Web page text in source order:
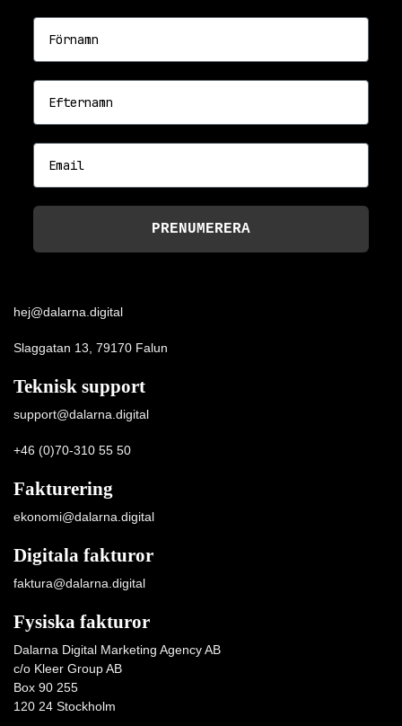
Förnamn
Efternamn
Email
PRENUMERERA
hej@dalarna.digital
Slaggatan 13, 79170 Falun
Teknisk support
support@dalarna.digital
+46 (0)70-310 55 50
Fakturering
ekonomi@dalarna.digital
Digitala fakturor
faktura@dalarna.digital
Fysiska fakturor
Dalarna Digital Marketing Agency AB
c/o Kleer Group AB
Box 90 255
120 24 Stockholm